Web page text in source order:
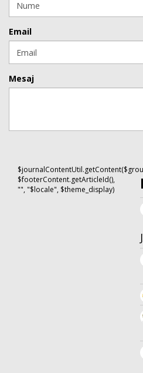
Email
Mesaj
$footerContent.getArticleId(),
"", "$locale", $theme_display)